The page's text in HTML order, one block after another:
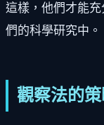
這樣，他們才能
們的科學研究中。
觀察法的